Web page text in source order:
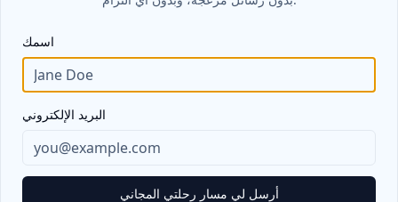
باقات الرحلات التي نعرضها.
نحن نقبل المدفوعات ببطاقات الائتمان، والتحويلات
البنكية، والدفع عند الوصول. يرجى اختيار طريقة الدفع
اسمك
البريد الإلكتروني
أرسل لي مسار رحلتي المجاني